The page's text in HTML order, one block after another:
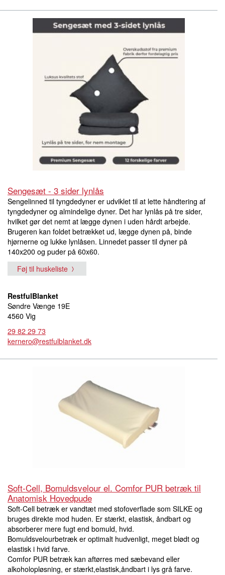
Sengesæt - 3 sider lynlås
Sengelinned til tyngdedyner er udviklet til at lette håndtering af
tyngdedyner og almindelige dyner. Det har lynlås på tre sider,
hvilket gør det nemt at lægge dynen i uden hårdt arbejde.
Brugeren kan foldet betrækket ud, lægge dynen på, binde
hjørnerne og lukke lynlåsen. Linnedet passer til dyner på
140x200 og puder på 60x60.
Føj til huskeliste
RestfulBlanket
Søndre Vænge 19E
4560 Vig
29 82 29 73
kernero@restfulblanket.dk
Soft-Cell, Bomuldsvelour el. Comfor PUR betræk til
Anatomisk Hovedpude
Soft-Cell betræk er vandtæt med stofoverflade som SILKE og
bruges direkte mod huden. Er stærkt, elastisk, åndbart og
absorberer mere fugt end bomuld, hvid.
Bomuldsvelourbetræk er optimalt hudvenligt, meget blødt og
elastisk i hvid farve.
Comfor PUR betræk kan aftørres med sæbevand eller
alkoholopløsning, er stærkt,elastisk,åndbart i lys grå farve.